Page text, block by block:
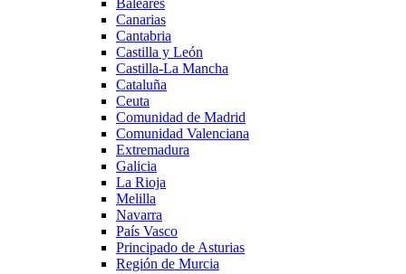
Canarias
Cantabria
Castilla y León
Castilla-La Mancha
Cataluña
Ceuta
Comunidad de Madrid
Comunidad Valenciana
Extremadura
Galicia
La Rioja
Melilla
Navarra
País Vasco
Principado de Asturias
Región de Murcia